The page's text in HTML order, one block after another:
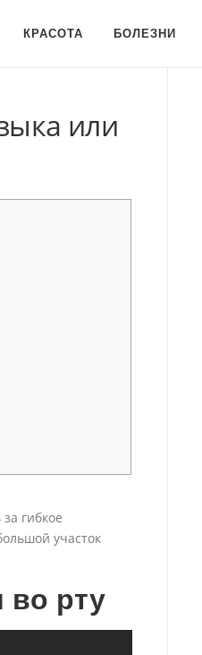
КРАСОТА БОЛЕЗНИ
или
гибкое
участок
во рту